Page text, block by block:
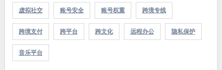
虚拟社交 账号安全 账号权重 跨境专线
跨境支付 跨平台 跨文化 远程办公 隐私保护
音乐平台